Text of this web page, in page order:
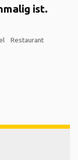
ist.
Restaurant